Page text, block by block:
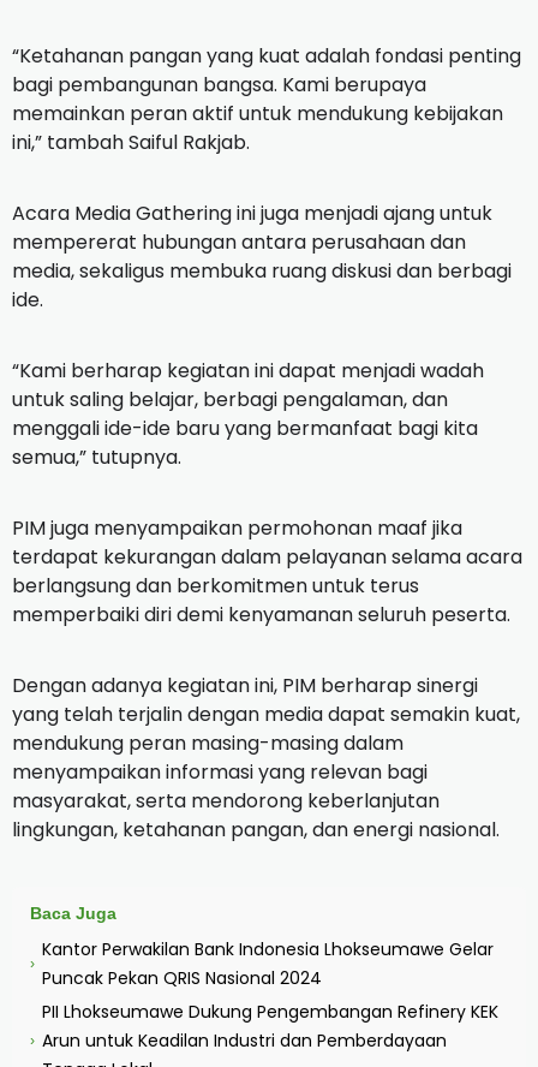
“Ketahanan pangan yang kuat adalah fondasi penting
bagi pembangunan bangsa. Kami berupaya
memainkan peran aktif untuk mendukung kebijakan
ini,” tambah Saiful Rakjab.
Acara Media Gathering ini juga menjadi ajang untuk
mempererat hubungan antara perusahaan dan
media, sekaligus membuka ruang diskusi dan berbagi
ide.
“Kami berharap kegiatan ini dapat menjadi wadah
untuk saling belajar, berbagi pengalaman, dan
menggali ide-ide baru yang bermanfaat bagi kita
semua,” tutupnya.
PIM juga menyampaikan permohonan maaf jika
terdapat kekurangan dalam pelayanan selama acara
berlangsung dan berkomitmen untuk terus
memperbaiki diri demi kenyamanan seluruh peserta.
Dengan adanya kegiatan ini, PIM berharap sinergi
yang telah terjalin dengan media dapat semakin kuat,
mendukung peran masing-masing dalam
menyampaikan informasi yang relevan bagi
masyarakat, serta mendorong keberlanjutan
lingkungan, ketahanan pangan, dan energi nasional.
Baca Juga
›
Kantor Perwakilan Bank Indonesia Lhokseumawe Gelar
Puncak Pekan QRIS Nasional 2024
›
PII Lhokseumawe Dukung Pengembangan Refinery KEK
Arun untuk Keadilan Industri dan Pemberdayaan